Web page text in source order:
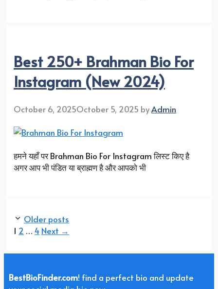
Best 250+ Brahman Bio For
Instagram (New 2024)
October 6, 2025October 5, 2025 byAdmin
हमने यहाँ पर Brahman Bio For Instagram लिस्ट किए है
अगर आप भी पंडित या ब्राह्मण है और आपको भी
Older posts
Page
1 Page
2 … Page
4 Next →
BestBioFinder.com! find a perfect bio and update